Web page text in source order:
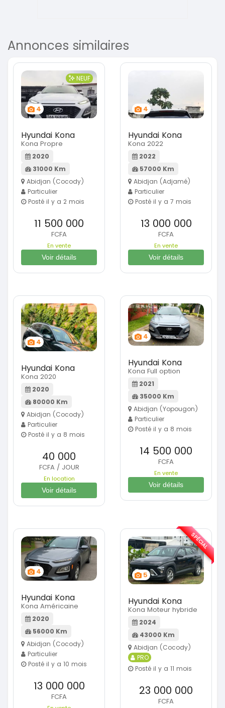
Annonces similaires
4
NEUF
Hyundai Kona
Kona Propre
2020
31000 Km
Abidjan (Cocody)
Particulier
Posté il y a 2 mois
11 500 000
FCFA
En vente
Voir détails
4
Hyundai Kona
Kona 2022
2022
57000 Km
Abidjan (Adjamé)
Particulier
Posté il y a 7 mois
13 000 000
FCFA
En vente
Voir détails
4
Hyundai Kona
Kona 2020
2020
80000 Km
Abidjan (Cocody)
Particulier
Posté il y a 8 mois
40 000
FCFA / JOUR
En location
Voir détails
4
Hyundai Kona
Kona Full option
2021
35000 Km
Abidjan (Yopougon)
Particulier
Posté il y a 8 mois
14 500 000
FCFA
En vente
Voir détails
4
Hyundai Kona
Kona Américaine
2020
56000 Km
Abidjan (Cocody)
Particulier
Posté il y a 10 mois
13 000 000
FCFA
5
Hyundai Kona
Kona Moteur hybride
2024
43000 Km
Abidjan (Cocody)
PRO
Posté il y a 11 mois
23 000 000
FCFA
SPÉCIAL